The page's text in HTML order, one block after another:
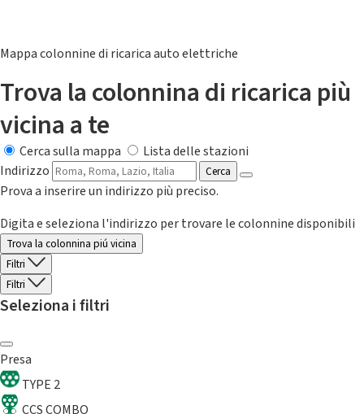
Mappa colonnine di ricarica auto elettriche
Trova la colonnina di ricarica più
vicina a te
Cerca sulla mappa
Lista delle stazioni
Indirizzo
Cerca
Prova a inserire un indirizzo più preciso.
Digita e seleziona l'indirizzo per trovare le colonnine disponibili
Trova la colonnina piú vicina
Filtri
Filtri
Seleziona i filtri
Presa
TYPE 2
CCS COMBO